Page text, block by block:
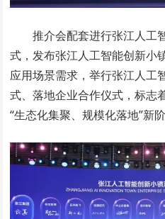
推介会配套进行张江人工
式，发布张江人工智能创新小
应用场景需求，举行张江人工
式、落地企业合作仪式，标志
“生态化集聚、规模化落地”新阶